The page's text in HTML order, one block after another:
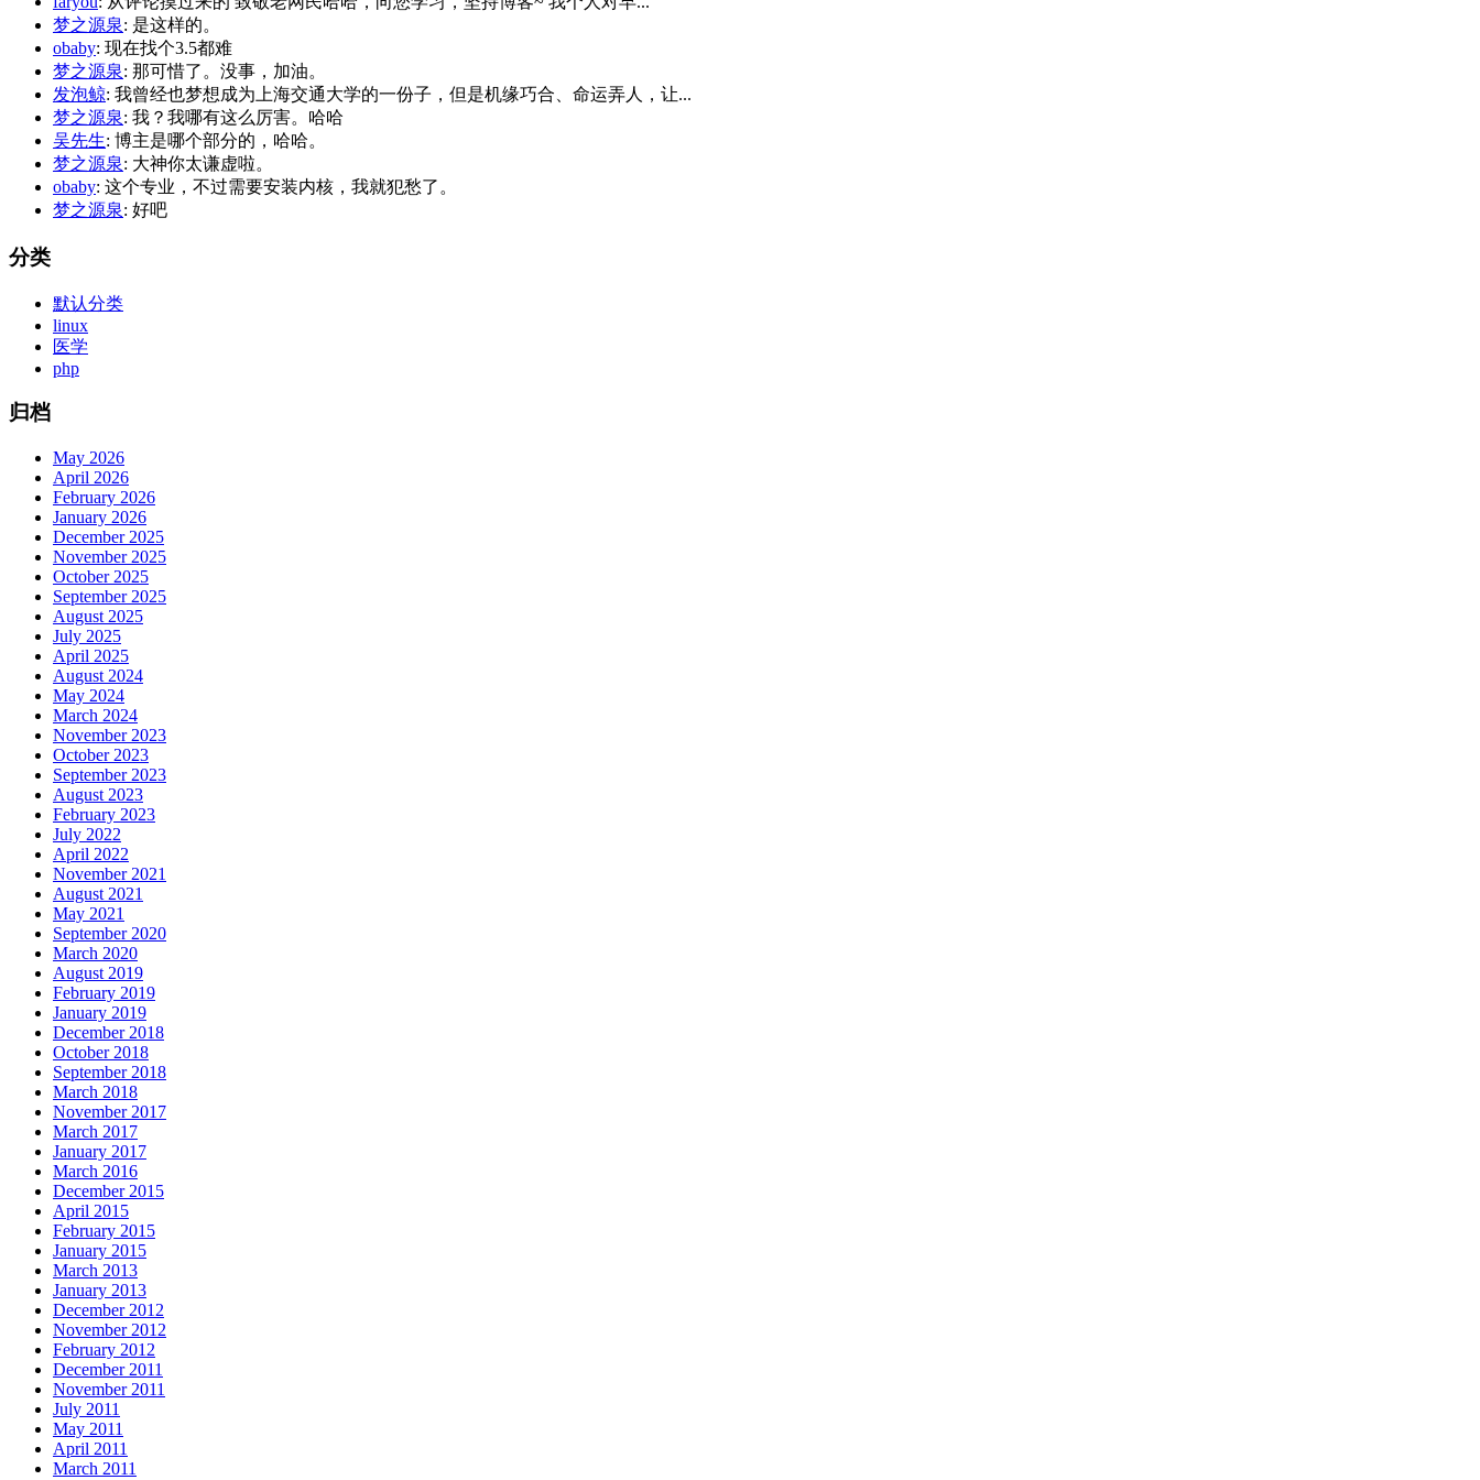
梦之源泉: 是这样的。
obaby: 现在找个3.5都难
梦之源泉: 那可惜了。没事，加油。
发泡鲸: 我曾经也梦想成为上海交通大学的一份子，但是机缘巧合、命运弄人，让...
梦之源泉: 我？我哪有这么厉害。哈哈
吴先生: 博主是哪个部分的，哈哈。
梦之源泉: 大神你太谦虚啦。
obaby: 这个专业，不过需要安装内核，我就犯愁了。
梦之源泉: 好吧
分类
默认分类
linux
医学
php
归档
May 2026
April 2026
February 2026
January 2026
December 2025
November 2025
October 2025
September 2025
August 2025
July 2025
April 2025
August 2024
May 2024
March 2024
November 2023
October 2023
September 2023
August 2023
February 2023
July 2022
April 2022
November 2021
August 2021
May 2021
September 2020
March 2020
August 2019
February 2019
January 2019
December 2018
October 2018
September 2018
March 2018
November 2017
March 2017
January 2017
March 2016
December 2015
April 2015
February 2015
January 2015
March 2013
January 2013
December 2012
November 2012
February 2012
December 2011
November 2011
July 2011
May 2011
April 2011
March 2011